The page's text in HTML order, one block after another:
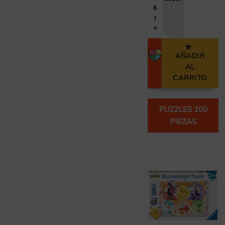
6
r
v
AÑADIR
AL
CARRITO
PUZZLES 100
PIEZAS